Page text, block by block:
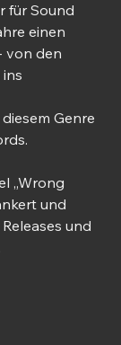
für Sound
einen
von den
Genre
„Wrong
und
und